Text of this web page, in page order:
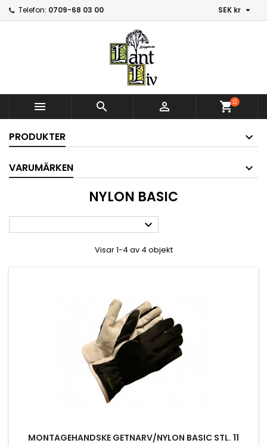
Telefon: 0709-68 03 00 SEK kr 
   shopping_cart0
PRODUKTER
VARUMÄRKEN
NYLON BASIC

Visar 1-4 av 4 objekt
MONTAGEHANDSKE GETNARV/NYLON BASIC STL. 11